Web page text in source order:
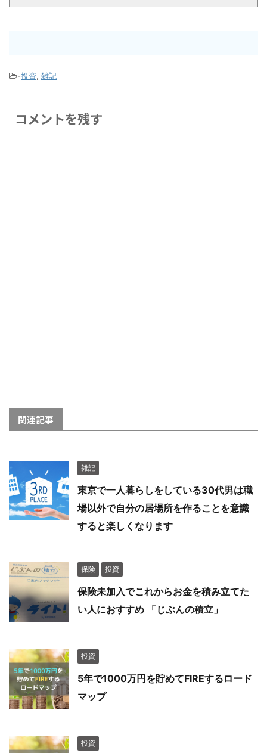
-投資, 雑記
コメントを残す
関連記事
雑記
東京で一人暮らしをしている30代男は職
場以外で自分の居場所を作ることを意識
すると楽しくなります
保険 投資
保険未加入でこれからお金を積み立てた
い人におすすめ 「じぶんの積立」
投資
5年で1000万円を貯めてFIREするロード
マップ
投資